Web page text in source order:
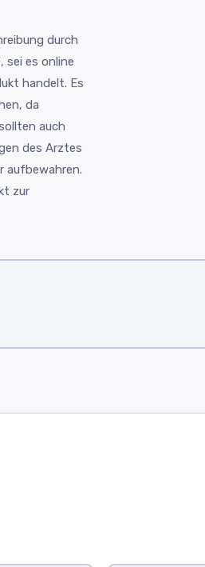
durch
sei es online
handelt. Es
da
auch
des Arztes
aufbewahren.
zur